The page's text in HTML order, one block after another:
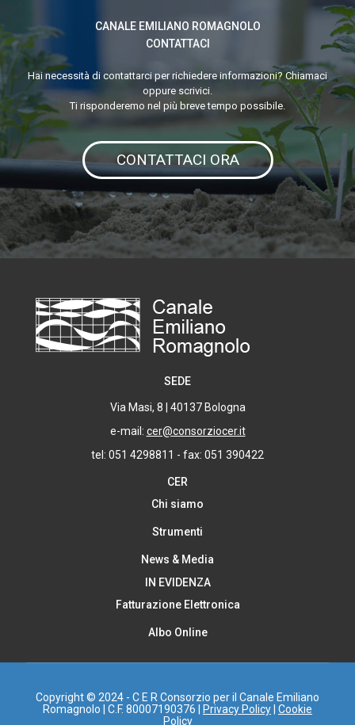
CANALE EMILIANO ROMAGNOLO
CONTATTACI
Hai necessità di contattarci per richiedere informazioni? Chiamaci
oppure scrivici.
Ti risponderemo nel più breve tempo possibile.
CONTATTACI ORA
SEDE
Via Masi, 8 | 40137 Bologna
e-mail: cer@consorziocer.it
tel: 051 4298811 - fax: 051 390422
CER
Chi siamo
Strumenti
News & Media
IN EVIDENZA
Fatturazione Elettronica
Albo Online
Copyright © 2024 - C E R Consorzio per il Canale Emiliano
Romagnolo | C.F. 80007190376 |
Privacy Policy Cookie
Policy